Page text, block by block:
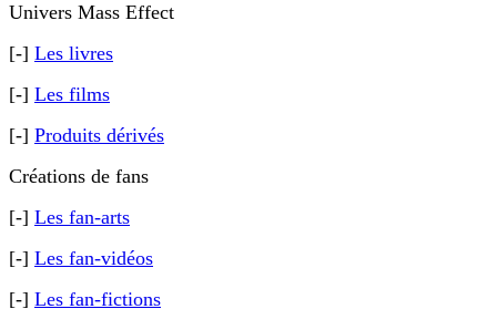
Univers Mass Effect
[-] Les livres
[-] Les films
[-] Produits dérivés
Créations de fans
[-] Les fan-arts
[-] Les fan-vidéos
[-] Les fan-fictions